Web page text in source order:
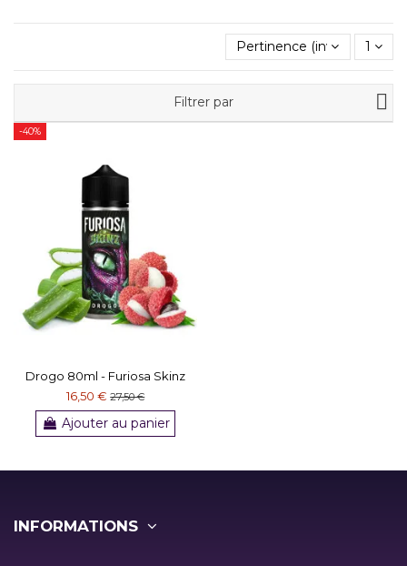
Pertinence (inverse) 1
Filtrer par
-40%
Drogo 80ml - Furiosa Skinz
16,50 €27,50 €
Ajouter au panier
INFORMATIONS